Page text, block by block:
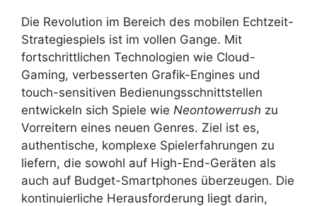
Die Revolution im Bereich des mobilen Echtzeit-
Strategiespiels ist im vollen Gange. Mit
fortschrittlichen Technologien wie Cloud-
Gaming, verbesserten Grafik-Engines und
touch-sensitiven Bedienungsschnittstellen
entwickeln sich Spiele wie Neontowerrush zu
Vorreitern eines neuen Genres. Ziel ist es,
authentische, komplexe Spielerfahrungen zu
liefern, die sowohl auf High-End-Geräten als
auch auf Budget-Smartphones überzeugen. Die
kontinuierliche Herausforderung liegt darin,